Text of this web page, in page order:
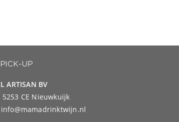
UP
ARTISAN BV
CE Nieuwkuijk
info@mamadrinktwijn.nl